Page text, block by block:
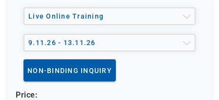
inkl. Seminarunterlagen, exkl. Verpflegung
Live Online Training
9.11.26 - 13.11.26
NON-BINDING INQUIRY
Price: